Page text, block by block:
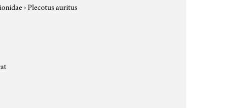
›Plecotus auritus